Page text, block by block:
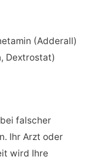
(Adderall)
Dextrostat)
falscher
Ihr Arzt oder
wird Ihre